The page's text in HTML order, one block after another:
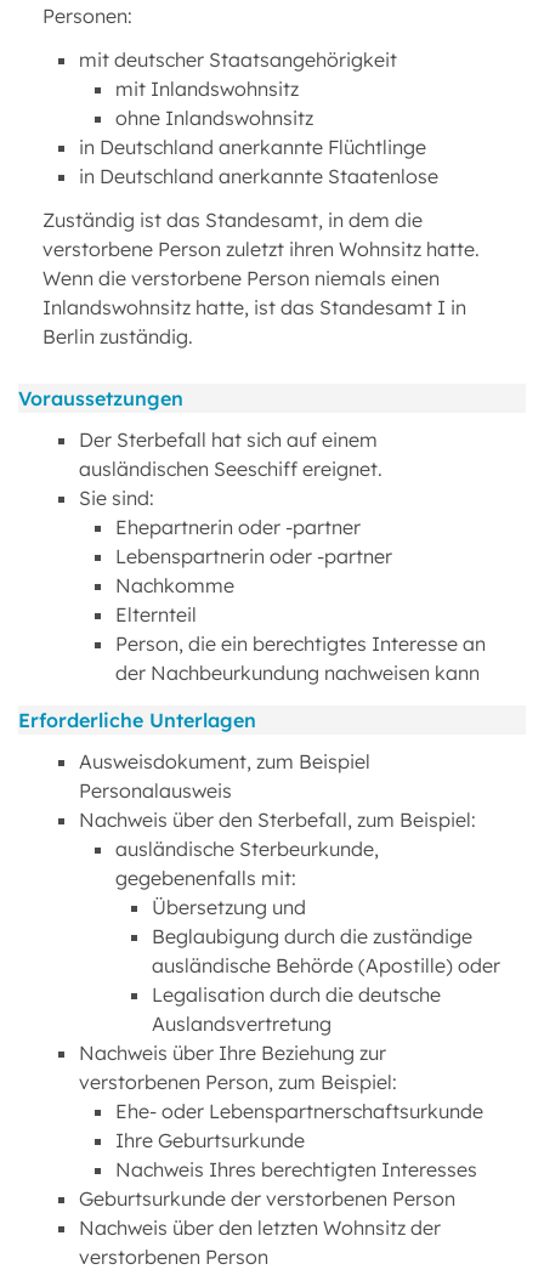
Personen:
mit deutscher Staatsangehörigkeit
mit Inlandswohnsitz
ohne Inlandswohnsitz
in Deutschland anerkannte Flüchtlinge
in Deutschland anerkannte Staatenlose
Zuständig ist das Standesamt, in dem die
verstorbene Person zuletzt ihren Wohnsitz hatte.
Wenn die verstorbene Person niemals einen
Inlandswohnsitz hatte, ist das Standesamt I in
Berlin zuständig.
Voraussetzungen
Der Sterbefall hat sich auf einem
ausländischen Seeschiff ereignet.
Sie sind:
Ehepartnerin oder -partner
Lebenspartnerin oder -partner
Nachkomme
Elternteil
Person, die ein berechtigtes Interesse an
der Nachbeurkundung nachweisen kann
Erforderliche Unterlagen
Ausweisdokument, zum Beispiel
Personalausweis
Nachweis über den Sterbefall, zum Beispiel:
ausländische Sterbeurkunde,
gegebenenfalls mit:
Übersetzung und
Beglaubigung durch die zuständige
ausländische Behörde (Apostille) oder
Legalisation durch die deutsche
Auslandsvertretung
Nachweis über Ihre Beziehung zur
verstorbenen Person, zum Beispiel:
Ehe- oder Lebenspartnerschaftsurkunde
Ihre Geburtsurkunde
Nachweis Ihres berechtigten Interesses
Geburtsurkunde der verstorbenen Person
Nachweis über den letzten Wohnsitz der
verstorbenen Person